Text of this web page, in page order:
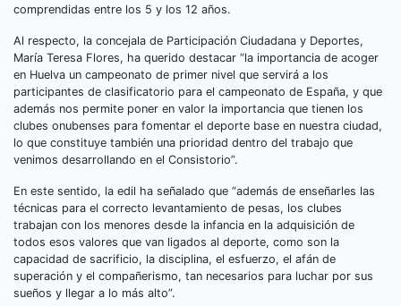
comprendidas entre los 5 y los 12 años.
Al respecto, la concejala de Participación Ciudadana y Deportes,
María Teresa Flores, ha querido destacar “la importancia de acoger
en Huelva un campeonato de primer nivel que servirá a los
participantes de clasificatorio para el campeonato de España, y que
además nos permite poner en valor la importancia que tienen los
clubes onubenses para fomentar el deporte base en nuestra ciudad,
lo que constituye también una prioridad dentro del trabajo que
venimos desarrollando en el Consistorio”.
En este sentido, la edil ha señalado que “además de enseñarles las
técnicas para el correcto levantamiento de pesas, los clubes
trabajan con los menores desde la infancia en la adquisición de
todos esos valores que van ligados al deporte, como son la
capacidad de sacrificio, la disciplina, el esfuerzo, el afán de
superación y el compañerismo, tan necesarios para luchar por sus
sueños y llegar a lo más alto”.